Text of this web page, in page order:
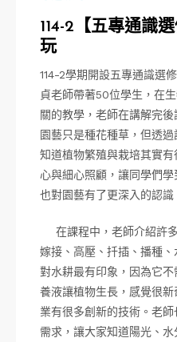
114-2【五專通識
玩
114-2學期開設五專通識選
貞老師帶著50位學生，在
關的教學，老師在講解完
園藝只是種花種草，但透
知道植物繁殖與栽培其實
心與細心照顧，讓同學們學
也對園藝有了更深入的認識
在課程中，老師介紹許
嫁接、高壓、扦插、播種
對水耕最有印象，因為它
養液讓植物生長，感覺很
業有很多創新的技術。老
需求，讓大家知道陽光、